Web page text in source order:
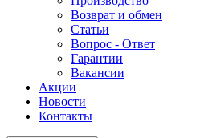
Возврат и обмен
Статьи
Вопрос - Ответ
Гарантии
Вакансии
Акции
Новости
Контакты